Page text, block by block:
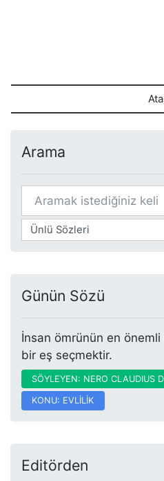
Arama
Günün Sözü
İnsan ömrünün en önemli
bir eş seçmektir.
SÖYLEYEN: NERO CLAUDIUS
KONU: EVLİLİK
Editörden